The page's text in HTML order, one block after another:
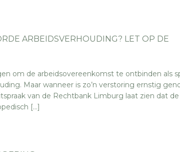
ARBEIDSVERHOUDING? LET OP DE
om de arbeidsovereenkomst te ontbinden als
Maar wanneer is zo’n verstoring ernstig
van de Rechtbank Limburg laat zien dat
[…]